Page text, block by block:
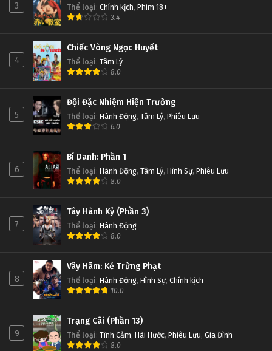
3 Thể loại: Chính kịch, Phim 18+
3.4
4
Chiếc Vòng Ngọc Huyết
Thể loại: Tâm Lý
8.0
5
Đội Đặc Nhiệm Hiện Trường
Thể loại: Hành Động, Tâm Lý, Phiêu Lưu
6.0
6
Bí Danh: Phần 1
Thể loại: Hành Động, Tâm Lý, Hình Sự, Phiêu Lưu
8.0
7
Tây Hành Kỷ (Phần 3)
Thể loại: Hành Động
8.0
8
Vây Hãm: Kẻ Trừng Phạt
Thể loại: Hành Động, Hình Sự, Chính kịch
10.0
9
Trạng Cãi (Phần 13)
Thể loại: Tình Cảm, Hài Hước, Phiêu Lưu, Gia Đình
8.0